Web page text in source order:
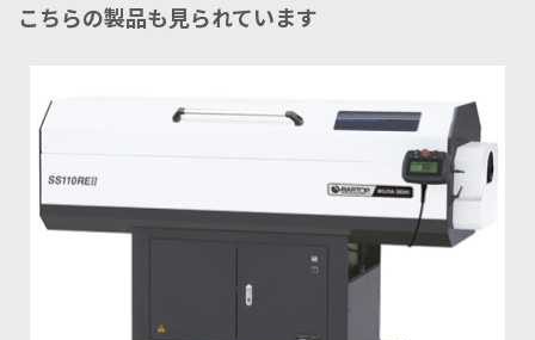
こちらの製品も見られています